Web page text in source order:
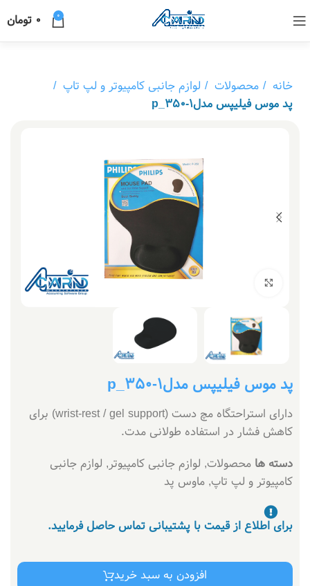
0
0 تومان
خانه محصولات
لوازم جانبی کامپیوتر و لپ تاپ
پد موس فیلیپس مدلp_350-1
بزرگنمایی تصویر
پد موس فیلیپس مدلp_350-1
دارای استراحتگاه مچ دست (wrist‑rest / gel support) برای
کاهش فشار در استفاده طولانی مدت.
دسته ها محصولات, لوازم جانبی کامپیوتر, لوازم جانبی
کامپیوتر و لپ تاپ, ماوس پد
برای اطلاع از قیمت با پشتیبانی تماس حاصل فرمایید.
افزودن به سبد خرید